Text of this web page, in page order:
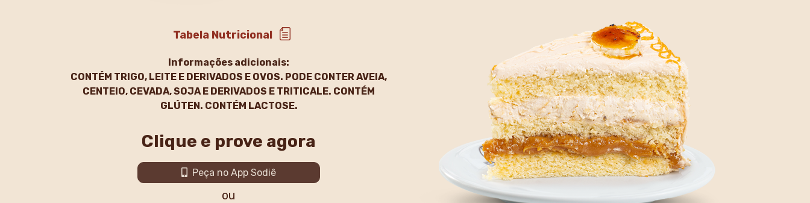
Tabela Nutricional
Informações adicionais:
CONTÉM TRIGO, LEITE E DERIVADOS E OVOS. PODE CONTER AVEIA,
CENTEIO, CEVADA, SOJA E DERIVADOS E TRITICALE. CONTÉM
GLÚTEN. CONTÉM LACTOSE.
Clique e prove agora
Peça no App Sodiê
ou